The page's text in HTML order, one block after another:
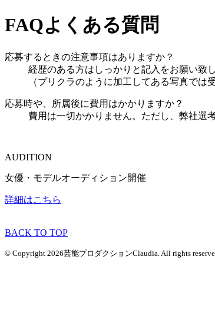
FAQよくある質問
応募するときの注意事項はありますか？
経歴のある方はしっかりと記入をお願い致
（プリクラのように加工してある写真では
応募時や、所属後に費用はかかりますか？
費用は一切かかりません。ただし、弊社選
AUDITION
女優・モデルオーディション開催
詳細はこちら
BACK TO TOP
© Copyright 2026芸能プロダクションClaudia. All rights